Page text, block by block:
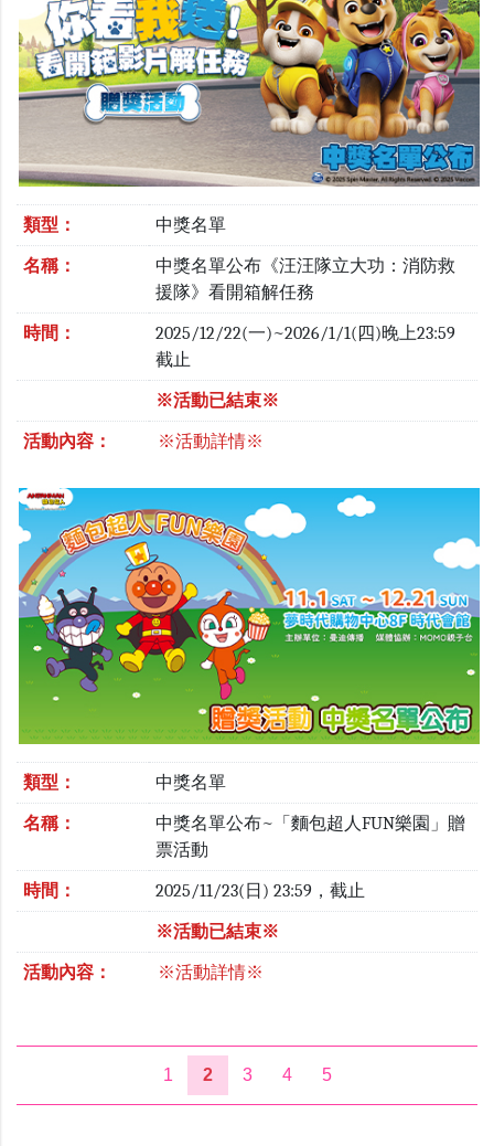
類型： 中獎名單
名稱：
中獎名單公布《汪汪隊立大功：消防救
援隊》看開箱解任務
時間：
2025/12/22(一)~2026/1/1(四)晚上23:59
截止
※活動已結束※
活動內容： ※活動詳情※
類型： 中獎名單
名稱：
中獎名單公布~「麵包超人FUN樂園」贈
票活動
時間： 2025/11/23(日) 23:59，截止
※活動已結束※
活動內容： ※活動詳情※
1 2 3 4 5